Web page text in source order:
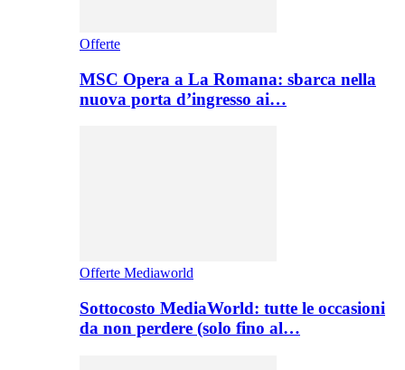
Offerte
MSC Opera a La Romana: sbarca nella
nuova porta d’ingresso ai…
Offerte Mediaworld
Sottocosto MediaWorld: tutte le occasioni
da non perdere (solo fino al…